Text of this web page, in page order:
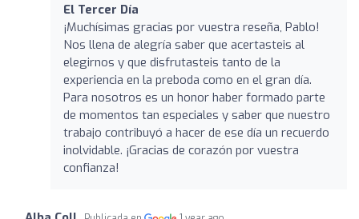
El Tercer Día
¡Muchísimas gracias por vuestra reseña, Pablo!
Nos llena de alegría saber que acertasteis al
elegirnos y que disfrutasteis tanto de la
experiencia en la preboda como en el gran día.
Para nosotros es un honor haber formado parte
de momentos tan especiales y saber que nuestro
trabajo contribuyó a hacer de ese día un recuerdo
inolvidable. ¡Gracias de corazón por vuestra
confianza!